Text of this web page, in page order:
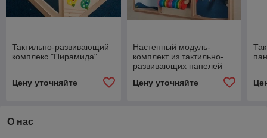
Тактильно-развивающий
комплекс "Пирамида"
Цену уточняйте
Настенный модуль-
комплект из тактильно-
развивающих панелей
Цену уточняйте
О нас